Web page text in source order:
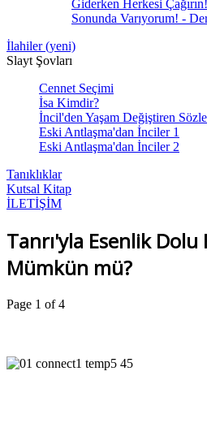
Giderken Herkesi
Sonunda Varıyorum! -
İlahiler (yeni)
Slayt Şovları
Cennet Seçimi
İsa Kimdir?
İncil'den Yaşam Değiştiren
Eski Antlaşma'dan İnciler 1
Eski Antlaşma'dan İnciler 2
Tanıklıklar
Kutsal Kitap
İLETİŞİM
Tanrı'yla Esenlik Dolu
Mümkün mü?
Page 1 of 4